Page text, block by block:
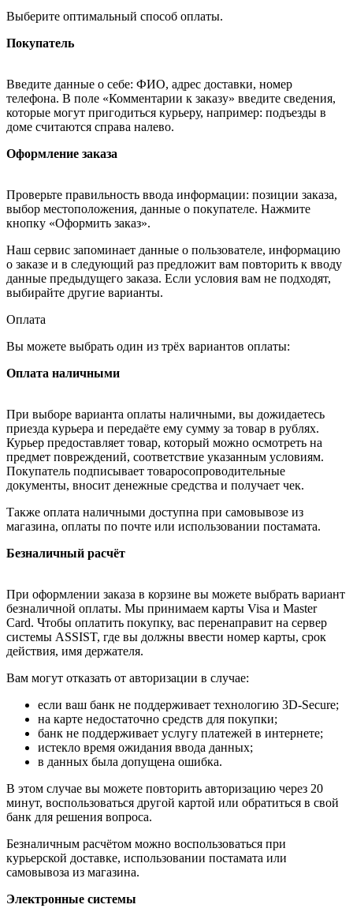
Выберите оптимальный способ оплаты.
Покупатель
Введите данные о себе: ФИО, адрес доставки, номер
телефона. В поле «Комментарии к заказу» введите сведения,
которые могут пригодиться курьеру, например: подъезды в
доме считаются справа налево.
Оформление заказа
Проверьте правильность ввода информации: позиции заказа,
выбор местоположения, данные о покупателе. Нажмите
кнопку «Оформить заказ».
Наш сервис запоминает данные о пользователе, информацию
о заказе и в следующий раз предложит вам повторить к вводу
данные предыдущего заказа. Если условия вам не подходят,
выбирайте другие варианты.
Оплата
Вы можете выбрать один из трёх вариантов оплаты:
Оплата наличными
При выборе варианта оплаты наличными, вы дожидаетесь
приезда курьера и передаёте ему сумму за товар в рублях.
Курьер предоставляет товар, который можно осмотреть на
предмет повреждений, соответствие указанным условиям.
Покупатель подписывает товаросопроводительные
документы, вносит денежные средства и получает чек.
Также оплата наличными доступна при самовывозе из
магазина, оплаты по почте или использовании постамата.
Безналичный расчёт
При оформлении заказа в корзине вы можете выбрать вариант
безналичной оплаты. Мы принимаем карты Visa и Master
Card. Чтобы оплатить покупку, вас перенаправит на сервер
системы ASSIST, где вы должны ввести номер карты, срок
действия, имя держателя.
Вам могут отказать от авторизации в случае:
если ваш банк не поддерживает технологию 3D-Secure;
на карте недостаточно средств для покупки;
банк не поддерживает услугу платежей в интернете;
истекло время ожидания ввода данных;
в данных была допущена ошибка.
В этом случае вы можете повторить авторизацию через 20
минут, воспользоваться другой картой или обратиться в свой
банк для решения вопроса.
Безналичным расчётом можно воспользоваться при
курьерской доставке, использовании постамата или
самовывоза из магазина.
Электронные системы